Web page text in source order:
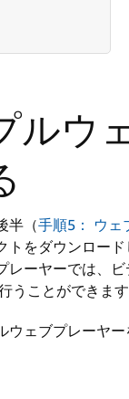
ルウ
半（手順5： ウェ
をダウンロー
レーヤーでは、
うことができます
ェブプレーヤー